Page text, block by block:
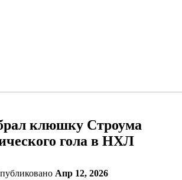
клюшку Строума
гола в НХЛ
Апр 12, 2026